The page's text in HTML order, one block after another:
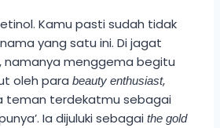
Kamu pasti sudah tidak
yang satu ini. Di jagat
, namanya menggema begitu
oleh para beauty enthusiast,
teman terdekatmu sebagai
Ia dijuluki sebagai the gold